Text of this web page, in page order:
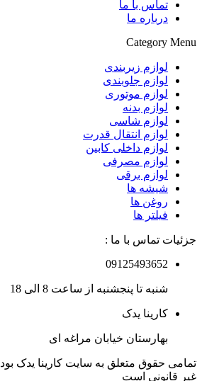
تماس با ما
درباره ما
Category Menu
لوازم زیربندی
لوازم جلوبندی
لوازم موتوری
لوازم بدنه
لوازم شاسی
لوازم انتقال قدرت
لوازم داخلی کابین
لوازم مصرفی
لوازم برقی
شیشه ها
روغن ها
فیلتر ها
جزئیات تماس با ما :
09125493652
شنبه تا پنجشنبه از ساعت 8 الی 18
کارینا یدک
بهارستان خیابان مراغه ای
تمامی حقوق متعلق به سایت کارینا یدک
غیر قانونی است